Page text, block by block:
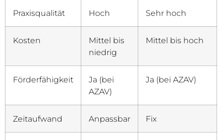
Praxisqualität Hoch Sehr hoch
Kosten
Mittel bis
niedrig
Mittel bis hoch
Förderfähigkeit
Ja (bei
AZAV)
Ja (bei AZAV)
Zeitaufwand Anpassbar Fix